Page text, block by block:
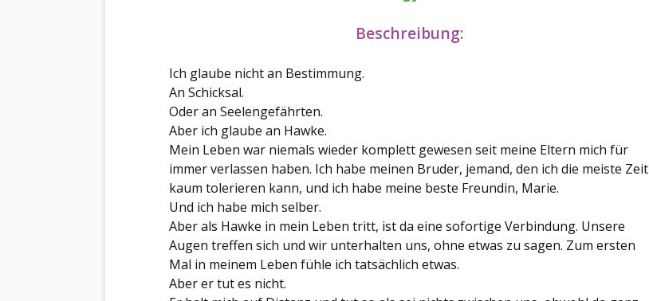
Beschreibung:
Ich glaube nicht an Bestimmung.
An Schicksal.
Oder an Seelengefährten.
Aber ich glaube an Hawke.
Mein Leben war niemals wieder komplett gewesen seit meine Eltern mich für
immer verlassen haben. Ich habe meinen Bruder, jemand, den ich die meiste Zeit
kaum tolerieren kann, und ich habe meine beste Freundin, Marie.
Und ich habe mich selber.
Aber als Hawke in mein Leben tritt, ist da eine sofortige Verbindung. Unsere
Augen treffen sich und wir unterhalten uns, ohne etwas zu sagen. Zum ersten
Mal in meinem Leben fühle ich tatsächlich etwas.
Aber er tut es nicht.